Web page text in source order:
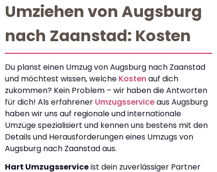
Umziehen von Augsburg
nach Zaanstad: Kosten
Du planst einen Umzug von Augsburg nach Zaanstad
und möchtest wissen, welche Kosten auf dich
zukommen? Kein Problem – wir haben die Antworten
für dich! Als erfahrener Umzugsserviceaus Augsburg
haben wir uns auf regionale und internationale
Umzüge spezialisiert und kennen uns bestens mit den
Details und Herausforderungen eines Umzugs von
Augsburg nach Zaanstad aus.
Hart Umzugsserviceist dein zuverlässiger Partner